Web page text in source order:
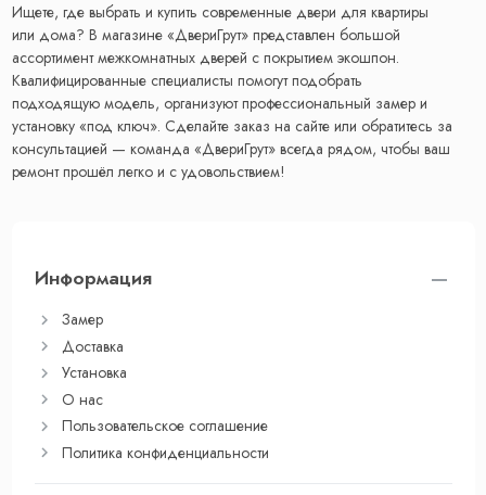
Ищете, где выбрать и купить современные двери для квартиры
или дома? В магазине «ДвериГрут» представлен большой
ассортимент межкомнатных дверей с покрытием экошпон.
Квалифицированные специалисты помогут подобрать
подходящую модель, организуют профессиональный замер и
установку «под ключ». Сделайте заказ на сайте или обратитесь за
консультацией — команда «ДвериГрут» всегда рядом, чтобы ваш
ремонт прошёл легко и с удовольствием!
Информация
Замер
Доставка
Установка
О нас
Пользовательское соглашение
Политика конфиденциальности